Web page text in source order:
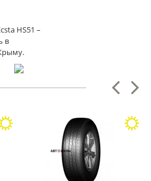
HS51 –
в